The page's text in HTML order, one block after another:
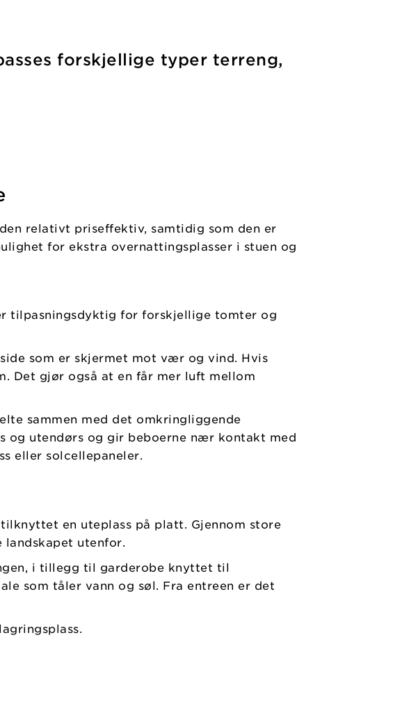
forskjellige typer terreng,
relativt priseffektiv, samtidig som den er
for ekstra overnattingsplasser i stuen og
tilpasningsdyktig for forskjellige tomter og
som er skjermet mot vær og vind. Hvis
Det gjør også at en får mer luft mellom
sammen med det omkringliggende
og utendørs og gir beboerne nær kontakt med
eller solcellepaneler.
en uteplass på platt. Gjennom store
landskapet utenfor.
i tillegg til garderobe knyttet til
som tåler vann og søl. Fra entreen er det